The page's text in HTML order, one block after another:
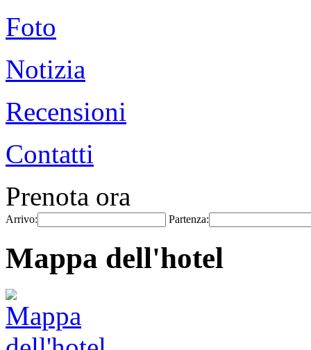
Foto
Notizia
Recensioni
Contatti
Prenota ora
Arrivo: Partenza:
Mappa dell'hotel